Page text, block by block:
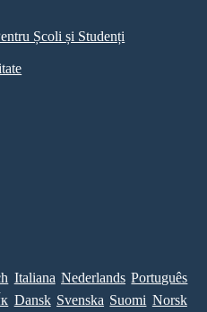
Școli și Studenți
Italiana Nederlands Português
Dansk Svenska Suomi Norsk